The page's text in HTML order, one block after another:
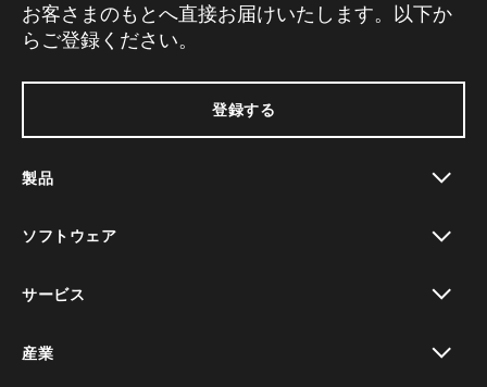
お客さまのもとへ直接お届けいたします。以下か
らご登録ください。
登録する
製品
ソフトウェア
サービス
産業